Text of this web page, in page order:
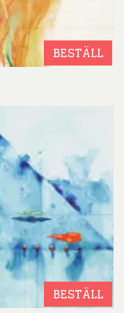
BESTÄLL
BESTÄLL